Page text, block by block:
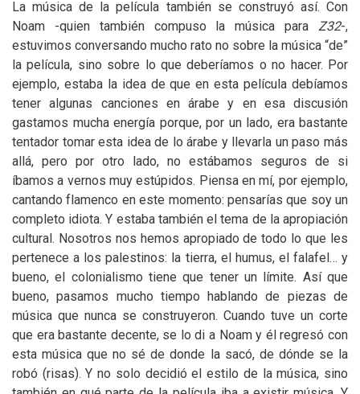
La música de la película también se construyó así. Con
Noam -quien también compuso la música para Z32-,
estuvimos conversando mucho rato no sobre la música “de”
la película, sino sobre lo que deberíamos o no hacer. Por
ejemplo, estaba la idea de que en esta película debíamos
tener algunas canciones en árabe y en esa discusión
gastamos mucha energía porque, por un lado, era bastante
tentador tomar esta idea de lo árabe y llevarla un paso más
allá, pero por otro lado, no estábamos seguros de si
íbamos a vernos muy estúpidos. Piensa en mí, por ejemplo,
cantando flamenco en este momento: pensarías que soy un
completo idiota. Y estaba también el tema de la apropiación
cultural. Nosotros nos hemos apropiado de todo lo que les
pertenece a los palestinos: la tierra, el humus, el falafel… y
bueno, el colonialismo tiene que tener un límite. Así que
bueno, pasamos mucho tiempo hablando de piezas de
música que nunca se construyeron. Cuando tuve un corte
que era bastante decente, se lo di a Noam y él regresó con
esta música que no sé de donde la sacó, de dónde se la
robó (risas). Y no solo decidió el estilo de la música, sino